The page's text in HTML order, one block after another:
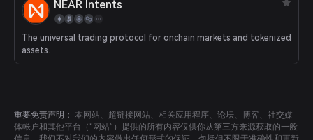
NEAR Intents
The universal trading protocol for onchain markets and tokenized
assets.
重要免责声明： 本网站、超链接网站、相关应用程序、论坛、博客、社交媒
体帐户和其他平台（“网站”）提供的所有内容仅供你从第三方来源获取的一般